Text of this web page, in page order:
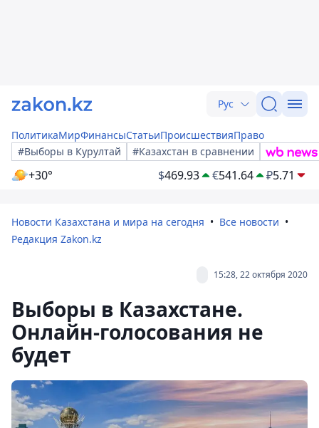
Рус
ПолитикаМирФинансыСтатьиПроисшествияПраво
#Выборы в Курултай
#Казахстан в сравнении
+30° $469.93 €541.64 ₽5.71
Новости Казахстана и мира на сегодня
Все новости
Редакция Zakon.kz
15:28, 22 октября 2020
Выборы в Казахстане.
Онлайн-голосования не
будет